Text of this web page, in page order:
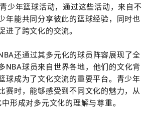
少年篮球活动，通过这些活动，来自不
年能共同分享彼此的篮球经验，同时也
进了跨文化的交流。
还通过其多元化的球员阵容展现了全
NBA球员来自世界各地，他们的文化背
球成为了文化交流的重要平台。青少年
赛时，能够感受到不同文化的魅力，从
形成对多元文化的理解与尊重。